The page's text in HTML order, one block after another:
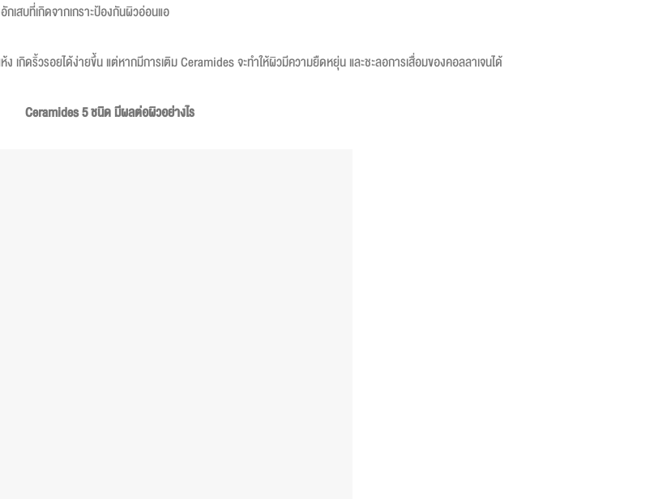
เสบที่เกิดจากเกราะป้องกันผิวอ่อนแอ
กิดริ้วรอยได้ง่ายขึ้น แต่หากมีการเติม Ceramides จะทำให้ผิวมีความยืดหยุ่น และชะลอการเสื่อมของคอลลาเจนได้
Ceramides 5 ชนิด มีผลต่อผิวอย่างไร